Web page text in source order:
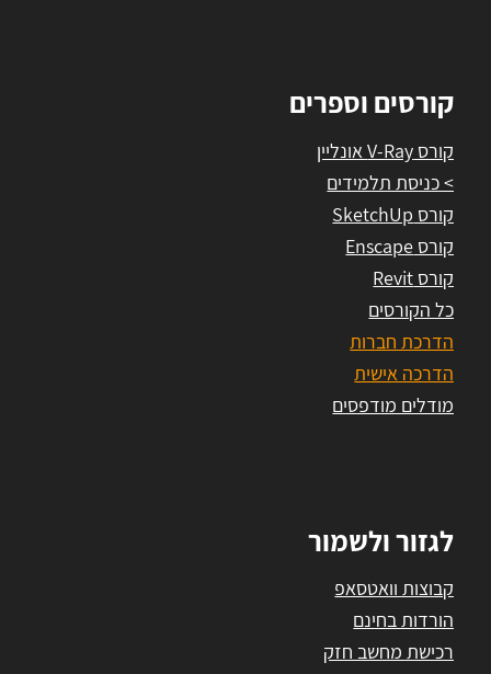
קורסים וספרים
קורס V-Ray אונליין
> כניסת תלמידים
קורס SketchUp
קורס Enscape
קורס Revit
כל הקורסים
הדרכת חברות
הדרכה אישית
מודלים מודפסים
לגזור ולשמור
קבוצות וואטסאפ
הורדות בחינם
רכישת מחשב חזק